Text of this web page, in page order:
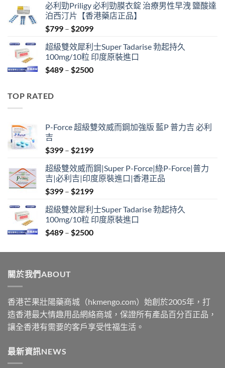
was:
$399.
is:
$369.
必利勁Priligy 必利勁膜衣錠 治療男性早洩 鹽酸達
泊西汀片【香港藥店正品】
$799 – $2099Price
$799
through
$2099
超級雙效犀利士Super Tadarise 勃起持久
100mg/10粒 印度原裝進口
$489 – $2500Price
TOP RATED
P-Force 超級雙效威而鋼加強版 藍P 普力吉 必利
吉
$399 – $2199Price
$399
through
$2199
超級雙效威而鋼|Super P-Force|綠P-Force|普力
吉|必利吉|印度原裝進口|香港正品
$399 – $2199Price
$399
through
$2199
超級雙效犀利士Super Tadarise 勃起持久
100mg/10粒 印度原裝進口
$489 – $2500Price
$489
關於我們ABOUT
香港芒果壯陽藥商城（hkmengo.com）始創於2005年，打
造香港最大情趣用品網絡商城，保證所有產品百分百正品，
讓全香港有需要的客戶享受性福生活。
最新資訊NEWS